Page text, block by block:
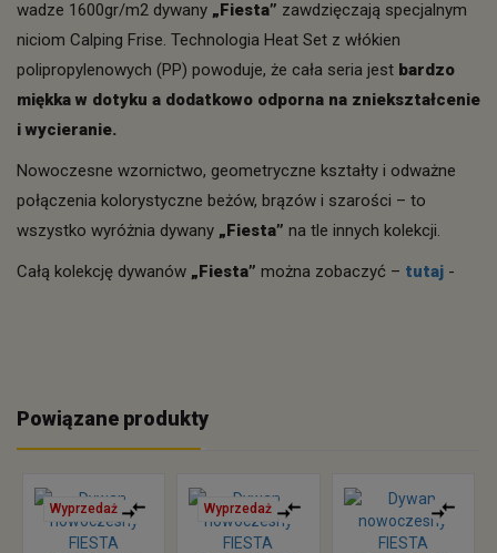
wadze 1600gr/m2 dywany „Fiesta” zawdzięczają specjalnym
niciom Calping Frise. Technologia Heat Set z włókien
polipropylenowych (PP) powoduje, że cała seria jest bardzo
miękka w dotyku a dodatkowo odporna na zniekształcenie
i wycieranie.
Nowoczesne wzornictwo, geometryczne kształty i odważne
połączenia kolorystyczne beżów, brązów i szarości – to
wszystko wyróżnia dywany „Fiesta” na tle innych kolekcji.
Całą kolekcję dywanów „Fiesta” można zobaczyć – tutaj -
Powiązane produkty
Wyprzedaż Wyprzedaż